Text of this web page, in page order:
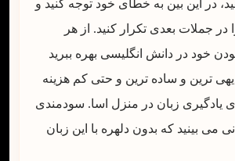
در این بین به خطای خود توجه کنید و
جملات بعدی تکرار کنید. از هر
خود در دانش انگلیسی بهره ببرید
ترین و ساده ترین و حتی کم هزینه
یادگیری زبان در منزل اسا. سودمندی
می بینید که بدون دلهره با این زبان